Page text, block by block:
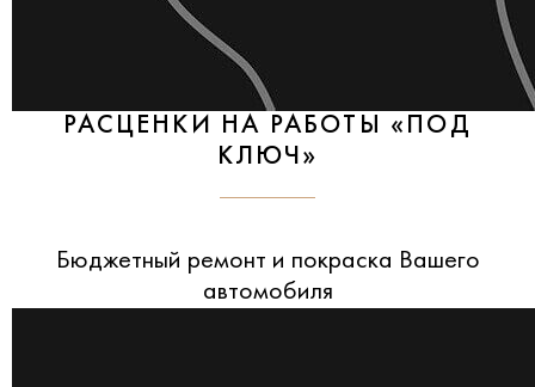
РАСЦЕНКИ НА РАБОТЫ «ПОД
КЛЮЧ»
Бюджетный ремонт и покраска Вашего
автомобиля